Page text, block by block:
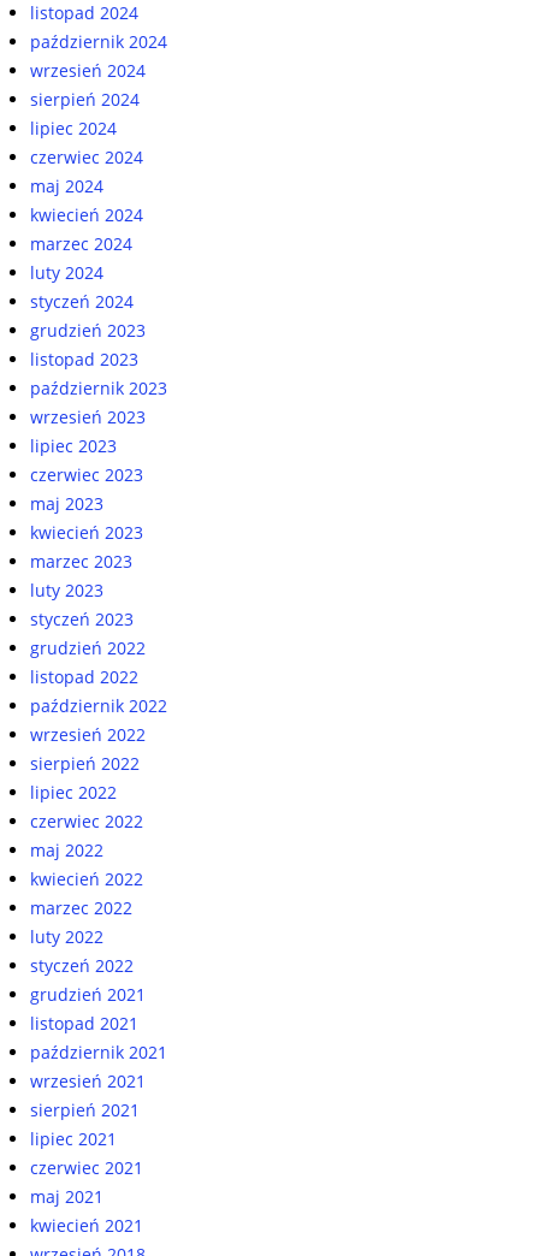
listopad 2024
październik 2024
wrzesień 2024
sierpień 2024
lipiec 2024
czerwiec 2024
maj 2024
kwiecień 2024
marzec 2024
luty 2024
styczeń 2024
grudzień 2023
listopad 2023
październik 2023
wrzesień 2023
lipiec 2023
czerwiec 2023
maj 2023
kwiecień 2023
marzec 2023
luty 2023
styczeń 2023
grudzień 2022
listopad 2022
październik 2022
wrzesień 2022
sierpień 2022
lipiec 2022
czerwiec 2022
maj 2022
kwiecień 2022
marzec 2022
luty 2022
styczeń 2022
grudzień 2021
listopad 2021
październik 2021
wrzesień 2021
sierpień 2021
lipiec 2021
czerwiec 2021
maj 2021
kwiecień 2021